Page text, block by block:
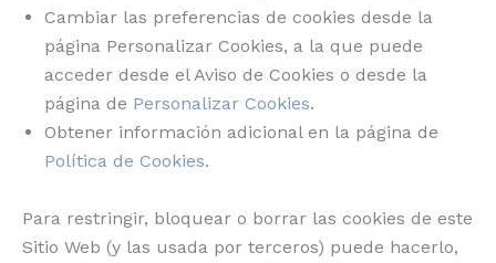
Cambiar las preferencias de cookies desde la
página Personalizar Cookies, a la que puede
acceder desde el Aviso de Cookies o desde la
página de Personalizar Cookies.
Obtener información adicional en la página de
Política de Cookies.
Para restringir, bloquear o borrar las cookies de este
Sitio Web (y las usada por terceros) puede hacerlo,